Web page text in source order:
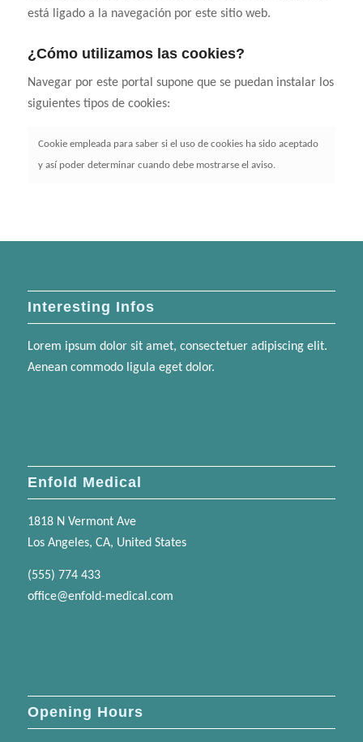
está ligado a la navegación por este sitio web.
¿Cómo utilizamos las cookies?
Navegar por este portal supone que se puedan instalar los
siguientes tipos de cookies:
Cookie empleada para saber si el uso de cookies ha sido aceptado
y así poder determinar cuando debe mostrarse el aviso.
Interesting Infos
Lorem ipsum dolor sit amet, consectetuer adipiscing elit.
Aenean commodo ligula eget dolor.
Enfold Medical
1818 N Vermont Ave
Los Angeles, CA, United States
(555) 774 433
office@enfold-medical.com
Opening Hours